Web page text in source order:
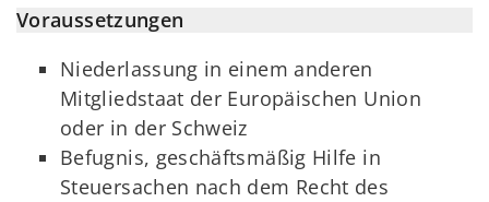
Voraussetzungen
Niederlassung in einem anderen
Mitgliedstaat der Europäischen Union
oder in der Schweiz
Befugnis, geschäftsmäßig Hilfe in
Steuersachen nach dem Recht des